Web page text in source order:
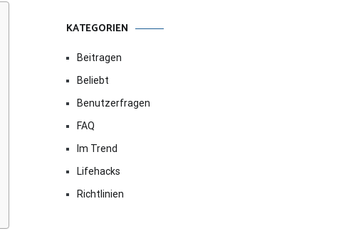
KATEGORIEN
Beitragen
Beliebt
Benutzerfragen
FAQ
Im Trend
Lifehacks
Richtlinien